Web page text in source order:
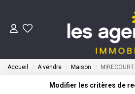
ACHETER
Accueil A vendre Maison MIRECOURT
Modifier les critères de